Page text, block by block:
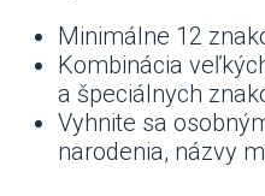
Minimálne 12
Kombinácia
a špeciálnych
Vyhnite sa
narodenia, názvy